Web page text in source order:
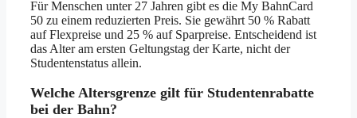
Für Menschen unter 27 Jahren gibt es die My BahnCard
50 zu einem reduzierten Preis. Sie gewährt 50 % Rabatt
auf Flexpreise und 25 % auf Sparpreise. Entscheidend ist
das Alter am ersten Geltungstag der Karte, nicht der
Studentenstatus allein.
Welche Altersgrenze gilt für Studentenrabatte
bei der Bahn?